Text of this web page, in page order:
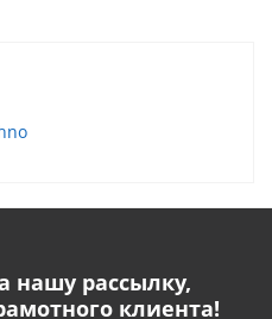
нашу рассылку,
клиента!